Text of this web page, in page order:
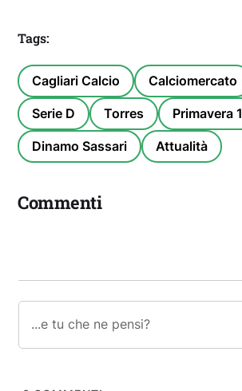
Tags:
Cagliari Calcio Calciomercato
Serie D Torres Primavera 1
Dinamo Sassari Attualità
Commenti